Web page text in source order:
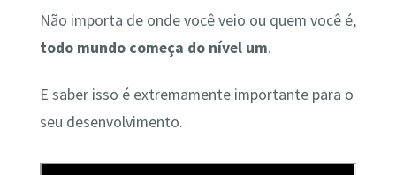
Não importa de onde você veio ou quem você é,
todo mundo começa do nível um.
E saber isso é extremamente importante para o
seu desenvolvimento.